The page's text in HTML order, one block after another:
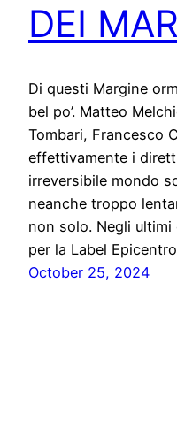
DEI
Di questi Margine
bel po’. Matteo
Tombari, Francesco
effettivamente i
irreversibile mondo
neanche troppo
non solo. Negli
per la Label
October 25, 2024